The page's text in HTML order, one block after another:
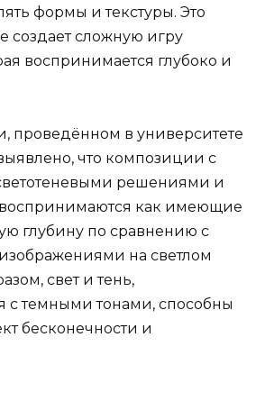
формы и текстуры. Это
создает сложную игру
воспринимается глубоко и
проведённом в университете
что композиции с
решениями и
как имеющие
глубину по сравнению с
на светлом
свет и тень,
с темными тонами, способны
бесконечности и